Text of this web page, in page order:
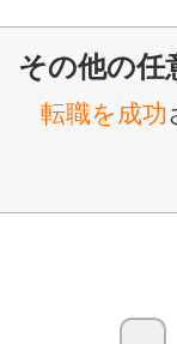
その他の任
転職を成功